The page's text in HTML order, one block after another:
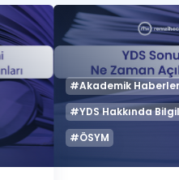
#Akademik
#YDS Hakkında
#ÖSYM